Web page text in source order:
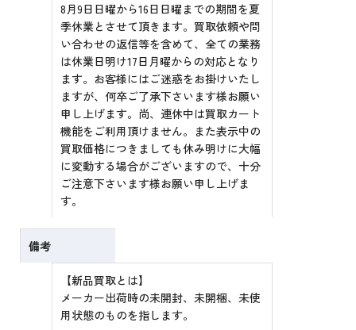
8月9日日曜から16日日曜までの期間を夏
季休業とさせて頂きます。買取依頼や問
い合わせの返信等を含めて、全ての業務
は休業日明け17日月曜からの対応となり
ます。お客様にはご迷惑をお掛けいたし
ますが、何卒ご了承下さいます様お願い
申し上げます。尚、連休中は買取カート
機能をご利用頂けません。また表示中の
買取価格につきましても休み明けに大幅
に変動する場合がございますので、十分
ご注意下さいます様お願い申し上げま
す。
備考
【新品買取とは】
メーカー出荷時の未開封、未開梱、未使
用状態のものを指します。